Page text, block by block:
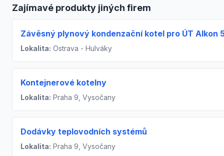
Zajímavé produkty jiných firem
Závěsný plynový kondenzační kotel pro ÚT Alkon
Lokalita: Ostrava - Hulváky
Kontejnerové kotelny
Lokalita: Praha 9, Vysočany
Dodávky teplovodních systémů
Lokalita: Praha 9, Vysočany